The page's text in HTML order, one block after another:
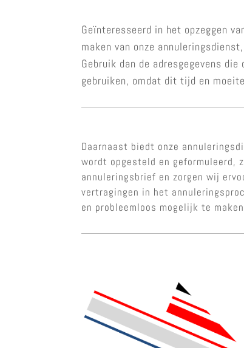
Geïnteresseerd in het opzeggen
maken van onze
Gebruik dan de adresgegevens
gebruiken, omdat dit tijd en
Daarnaast biedt onze
wordt opgesteld en geformuleerd,
annuleringsbrief en zorgen wij
vertragingen in het
en probleemloos mogelijk te